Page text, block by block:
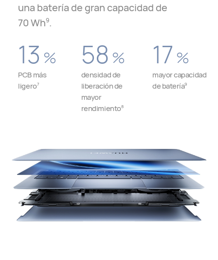
13 %
PCB más
ligero7
58 %
densidad de
liberación de
mayor
rendimiento8
17 %
mayor capacidad
de batería9
una batería de gran capacidad de
70 Wh9.